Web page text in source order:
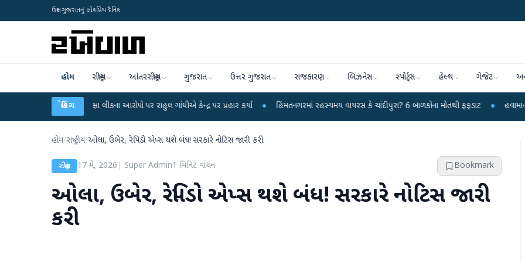
ઉત્તર ગુજરાતનું લોકપ્રિય દૈનિક
હોમ રાષ્ટ્રીય આંતરરાષ્ટ્રીય ગુજરાત ઉત્તર ગુજરાત રાજકારણ બિઝનેસ સ્પોર્ટ્સ હેલ્થ ગેજેટ
બ્રેકિંગ
NET પરીક્ષા લીકના આરોપો પર રાહુલ ગાંધીએ કેન્દ્ર પર પ્રહાર કર્યા ● હિંમતનગરમાં રહસ્યમય વાયરસ કે ચાંદીપુરા? 6 બાળકોના મોતથી ફફડાટ ● હવામાન વિભાગે 18
હોમ/રાષ્ટ્રીય/ઓલા, ઉબેર, રેપિડો એપ્સ થશે બંધ! સરકારે નોટિસ જારી કરી
રાષ્ટ્રીય 17 મે, 2026 Super Admin1 મિનિટ વાંચન Bookmark
ઓલા, ઉબેર, રેપિડો એપ્સ થશે બંધ! સરકારે નોટિસ જારી
કરી